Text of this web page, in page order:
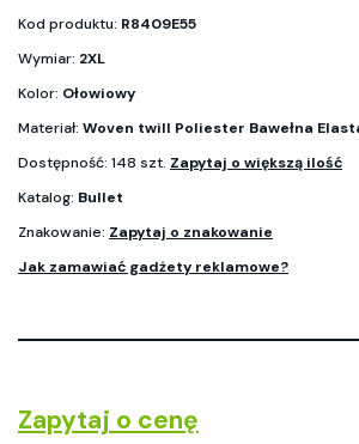
Kod produktu: R8409E55
Wymiar: 2XL
Kolor: Ołowiowy
Materiał: Woven twill Poliester Bawełna
Dostępność: 148 szt. Zapytaj o większą ilość
Katalog: Bullet
Znakowanie: Zapytaj o znakowanie
Jak zamawiać gadżety reklamowe?
Zapytaj o cenę